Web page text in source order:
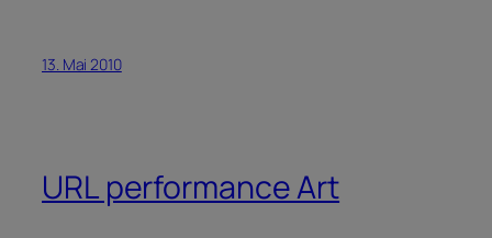
13. Mai 2010
URL performance Art